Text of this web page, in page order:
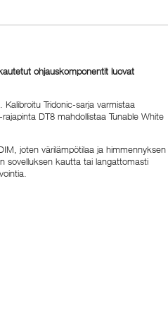
ohjauskomponentit luovat
Tridonic-sarja varmistaa
DT8 mahdollistaa Tunable White
joten värilämpötilaa ja himmennyksen
sovelluksen kautta tai langattomasti